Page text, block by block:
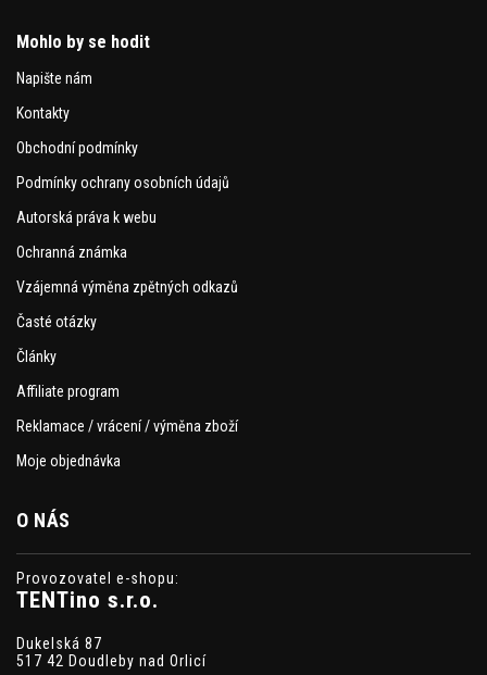
Mohlo by se hodit
Napište nám
Kontakty
Obchodní podmínky
Podmínky ochrany osobních údajů
Autorská práva k webu
Ochranná známka
Vzájemná výměna zpětných odkazů
Časté otázky
Články
Affiliate program
Reklamace / vrácení / výměna zboží
Moje objednávka
O NÁS
Provozovatel e-shopu:
TENTino s.r.o.
Dukelská 87
517 42 Doudleby nad Orlicí